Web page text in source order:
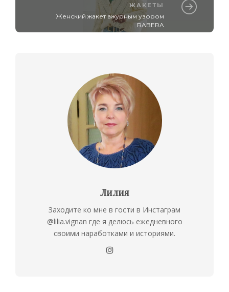
ЖАКЕТЫ
Женский жакет ажурным узором
RABERA
Лилия
Заходите ко мне в гости в Инстаграм
@lilia.vignan где я делюсь ежедневного
своими наработками и историями.